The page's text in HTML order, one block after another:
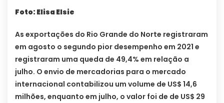
Foto: Elisa Elsie
As exportações do Rio Grande do Norte registraram
em agosto o segundo pior desempenho em 2021 e
registraram uma queda de 49,4% em relação a
julho. O envio de mercadorias para o mercado
internacional contabilizou um volume de US$ 14,6
milhões, enquanto em julho, o valor foi de de US$ 29